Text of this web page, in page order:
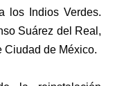
los Indios Verdes.
Suárez del Real,
Ciudad de México.